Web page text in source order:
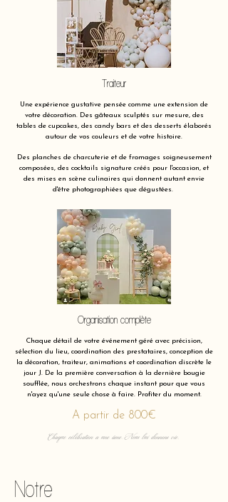
Traiteur
Une expérience gustative pensée comme une extension de
votre décoration. Des gâteaux sculptés sur mesure, des
tables de cupcakes, des candy bars et des desserts élaborés
autour de vos couleurs et de votre histoire.
Des planches de charcuterie et de fromages soigneusement
composées, des cocktails signature créés pour l'occasion, et
des mises en scène culinaires qui donnent autant envie
d'être photographiées que dégustées.
Organisation complète
Chaque détail de votre événement géré avec précision,
sélection du lieu, coordination des prestataires, conception de
la décoration, traiteur, animations et coordination discrète le
jour J. De la première conversation à la dernière bougie
soufflée, nous orchestrons chaque instant pour que vous
n'ayez qu'une seule chose à faire. Profiter du moment.
A partir de 800€
Chaque célébration a une âme. Nous lui donnons vie.
Notre